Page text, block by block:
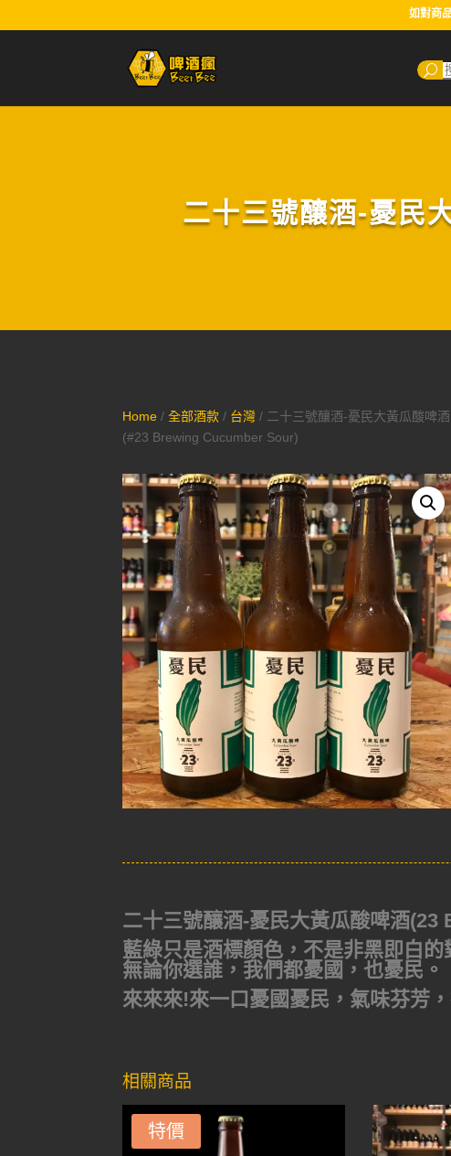
如對商
二十三號釀酒-憂
Home /全部酒款 / 台灣 / 二十三號釀酒-憂民大黃瓜酸啤酒
(#23 Brewing Cucumber Sour)
二十三號釀酒-憂民大黃瓜酸啤酒
藍綠只是酒標顏色，不是非黑即白
無論你選誰，我們都憂國，也憂民。
來來來!來一口憂國憂民，氣味芬芳
相關商品
特價